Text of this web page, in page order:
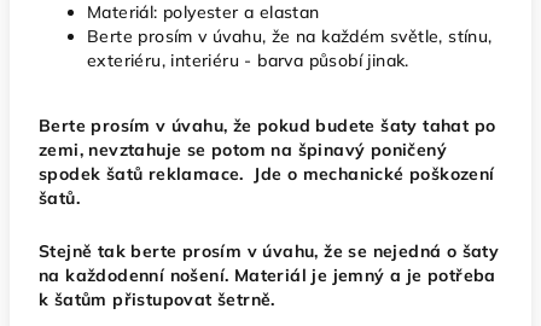
Materiál: polyester a elastan
Berte prosím v úvahu, že na každém světle, stínu,
exteriéru, interiéru - barva působí jinak.
Berte prosím v úvahu, že pokud budete šaty tahat po
zemi, nevztahuje se potom na špinavý poničený
spodek šatů reklamace. Jde o mechanické poškození
šatů.
Stejně tak berte prosím v úvahu, že se nejedná o šaty
na každodenní nošení. Materiál je jemný a je potřeba
k šatům přistupovat šetrně.